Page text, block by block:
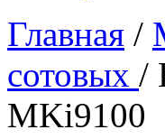
Главная /
сотовых /
MKi9100